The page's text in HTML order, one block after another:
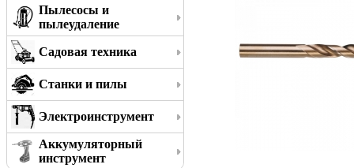
Пылесосы и
пылеудаление
Садовая техника
Станки и пилы
Электроинструмент
Аккумуляторный
инструмент